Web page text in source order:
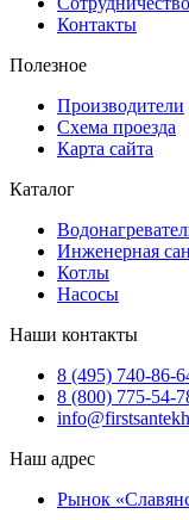
Контакты
Полезное
Производители
Схема проезда
Карта сайта
Каталог
Инженерная
Котлы
Насосы
Наши контакты
8 (495) 740-86-
8 (800) 775-54-
Наш адрес
Рынок